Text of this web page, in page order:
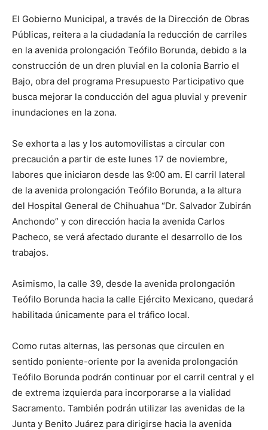
El Gobierno Municipal, a través de la Dirección de Obras
Públicas, reitera a la ciudadanía la reducción de carriles
en la avenida prolongación Teófilo Borunda, debido a la
construcción de un dren pluvial en la colonia Barrio el
Bajo, obra del programa Presupuesto Participativo que
busca mejorar la conducción del agua pluvial y prevenir
inundaciones en la zona.
Se exhorta a las y los automovilistas a circular con
precaución a partir de este lunes 17 de noviembre,
labores que iniciaron desde las 9:00 am. El carril lateral
de la avenida prolongación Teófilo Borunda, a la altura
del Hospital General de Chihuahua “Dr. Salvador Zubirán
Anchondo” y con dirección hacia la avenida Carlos
Pacheco, se verá afectado durante el desarrollo de los
trabajos.
Asimismo, la calle 39, desde la avenida prolongación
Teófilo Borunda hacia la calle Ejército Mexicano, quedará
habilitada únicamente para el tráfico local.
Como rutas alternas, las personas que circulen en
sentido poniente-oriente por la avenida prolongación
Teófilo Borunda podrán continuar por el carril central y el
de extrema izquierda para incorporarse a la vialidad
Sacramento. También podrán utilizar las avenidas de la
Junta y Benito Juárez para dirigirse hacia la avenida